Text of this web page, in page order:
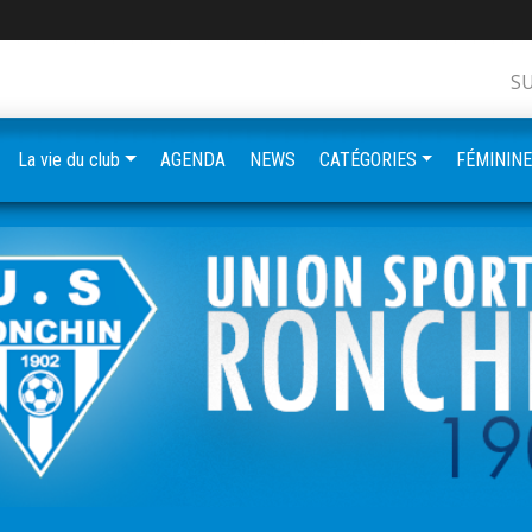
La vie du club AGENDA NEWS CATÉGORIES